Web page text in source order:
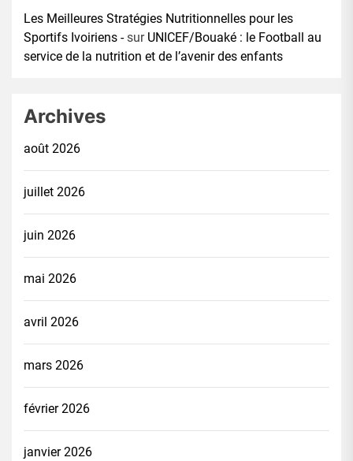
Les Meilleures Stratégies Nutritionnelles pour les
Sportifs Ivoiriens -sur UNICEF/Bouaké : le Football au
service de la nutrition et de l’avenir des enfants
Archives
août 2026
juillet 2026
juin 2026
mai 2026
avril 2026
mars 2026
février 2026
janvier 2026